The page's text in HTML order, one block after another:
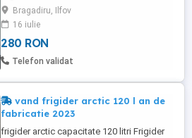
Ariston HotPoint.
Bragadiru, Ilfov
16 iulie
280 RON
Telefon validat
vand frigider arctic 120 l an de
fabricatie 2023
frigider arctic capacitate 120 litri Frigider